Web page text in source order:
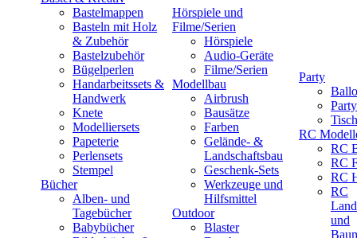
Bastelmappen
Basteln mit Holz
& Zubehör
Bastelzubehör
Bügelperlen
Handarbeitssets &
Handwerk
Knete
Modelliersets
Papeterie
Perlensets
Stempel
Bücher
Alben- und
Tagebücher
Babybücher
Hörspiele und
Filme/Serien
Hörspiele
Audio-Geräte
Filme/Serien
Modellbau
Airbrush
Bausätze
Farben
Gelände- &
Landschaftsbau
Geschenk-Sets
Werkzeuge und
Hilfsmittel
Outdoor
Blaster
Party
RC
RC
RC
RC
RC
und